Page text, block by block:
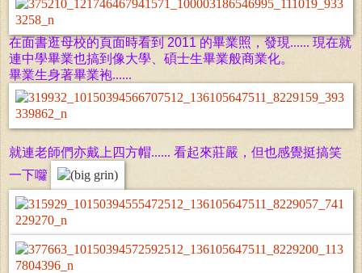
在面書逛母校的頁面時看到 2011 的畢業照，發現...... 現在就
連中學畢業也搞到像大學、碩士生畢業般商業化。
畢業生身著畢業袍......
就連老師們亦戴上四方帽...... 看起來莊嚴，但也感覺挺搞笑
一下囖